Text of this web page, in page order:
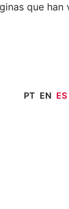
que
PT EN ES